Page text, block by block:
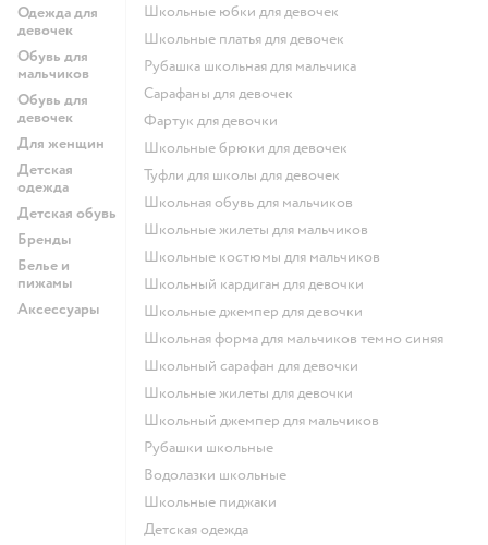
Одежда для
девочек
Обувь для
мальчиков
Обувь для
девочек
Для женщин
Детская
одежда
Детская обувь
Бренды
Белье и
пижамы
Аксессуары
Школьные юбки для девочек
Школьные платья для девочек
Рубашка школьная для мальчика
Сарафаны для девочек
Фартук для девочки
Школьные брюки для девочек
Туфли для школы для девочек
Школьная обувь для мальчиков
Школьные жилеты для мальчиков
Школьные костюмы для мальчиков
Школьный кардиган для девочки
Школьные джемпер для девочки
Школьная форма для мальчиков темно синяя
Школьный сарафан для девочки
Школьные жилеты для девочки
Школьный джемпер для мальчиков
Рубашки школьные
Водолазки школьные
Школьные пиджаки
Детская одежда